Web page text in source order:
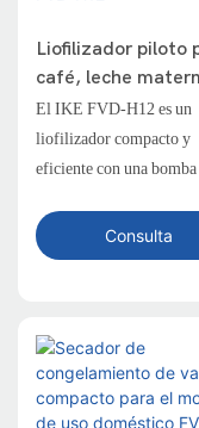
Liofilizador piloto
café, leche
golosinas para
mascotas - FVD-
El IKE FVD-H12 es un
liofilizador compacto y
eficiente con una bomba
laboratorios,
I+D y producción a
leche materna, café,
hierbas y comida para
mascotas.
Consulta